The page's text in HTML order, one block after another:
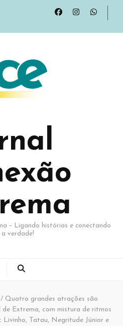
– Ligando histórias e conectando
a verdade!
/ Quatro grandes atrações são
Extrema, com mistura de ritmos
Livinho, Tatau, Negritude Júnior e